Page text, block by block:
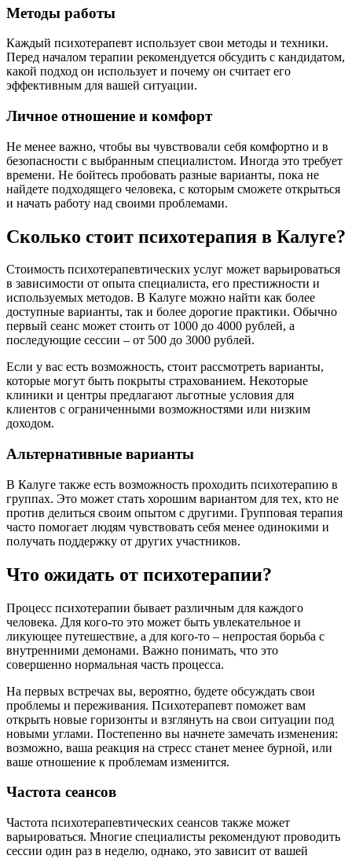
Методы работы
Каждый психотерапевт использует свои методы и техники.
Перед началом терапии рекомендуется обсудить с кандидатом,
какой подход он использует и почему он считает его
эффективным для вашей ситуации.
Личное отношение и комфорт
Не менее важно, чтобы вы чувствовали себя комфортно и в
безопасности с выбранным специалистом. Иногда это требует
времени. Не бойтесь пробовать разные варианты, пока не
найдете подходящего человека, с которым сможете открыться
и начать работу над своими проблемами.
Сколько стоит психотерапия в Калуге?
Стоимость психотерапевтических услуг может варьироваться
в зависимости от опыта специалиста, его престижности и
используемых методов. В Калуге можно найти как более
доступные варианты, так и более дорогие практики. Обычно
первый сеанс может стоить от 1000 до 4000 рублей, а
последующие сессии – от 500 до 3000 рублей.
Если у вас есть возможность, стоит рассмотреть варианты,
которые могут быть покрыты страхованием. Некоторые
клиники и центры предлагают льготные условия для
клиентов с ограниченными возможностями или низким
доходом.
Альтернативные варианты
В Калуге также есть возможность проходить психотерапию в
группах. Это может стать хорошим вариантом для тех, кто не
против делиться своим опытом с другими. Групповая терапия
часто помогает людям чувствовать себя менее одинокими и
получать поддержку от других участников.
Что ожидать от психотерапии?
Процесс психотерапии бывает различным для каждого
человека. Для кого-то это может быть увлекательное и
ликующее путешествие, а для кого-то – непростая борьба с
внутренними демонами. Важно понимать, что это
совершенно нормальная часть процесса.
На первых встречах вы, вероятно, будете обсуждать свои
проблемы и переживания. Психотерапевт поможет вам
открыть новые горизонты и взглянуть на свои ситуации под
новыми углами. Постепенно вы начнете замечать изменения:
возможно, ваша реакция на стресс станет менее бурной, или
ваше отношение к проблемам изменится.
Частота сеансов
Частота психотерапевтических сеансов также может
варьироваться. Многие специалисты рекомендуют проводить
сессии один раз в неделю, однако, это зависит от вашей